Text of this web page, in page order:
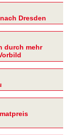
Dresden
durch mehr